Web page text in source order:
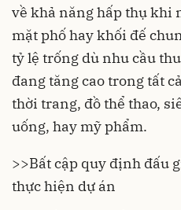
về khả năng hấp thụ khi
mặt phố hay khối đế
tỷ lệ trống dù nhu cầu
đang tăng cao trong tất
thời trang, đồ thể thao,
uống, hay mỹ phẩm.
>>Bất cập quy định đấu
thực hiện dự án